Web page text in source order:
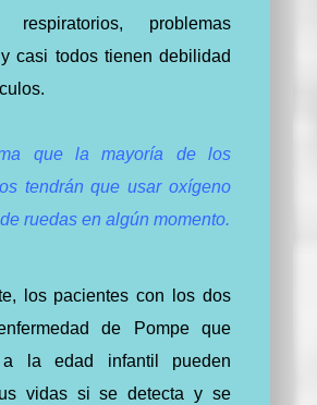
respiratorios, problemas
casi todos tienen debilidad
que la mayoría de los
tendrán que usar oxígeno
ruedas en algún momento.
los pacientes con los dos
de Pompe que
a la edad infantil pueden
vidas si se detecta y se